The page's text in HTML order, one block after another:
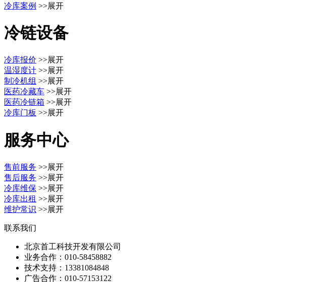
冷库案例 >>展开
冷链设备
冷库报价 >>展开
温湿度计 >>展开
制冷机组 >>展开
医药冷藏车 >>展开
医药冷链箱 >>展开
冷库门板 >>展开
服务中心
售前服务 >>展开
售后服务 >>展开
冷库维保 >>展开
冷库出租 >>展开
维护常识 >>展开
联系我们
北京首工科技开发有限公司
业务合作： 010-58458882
技术支持： 13381084848
广告合作： 010-57153122